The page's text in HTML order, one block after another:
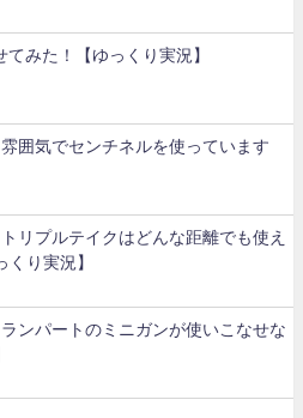
みた！【ゆっくり実況】
雰囲気でセンチネルを使っています
リプルテイクはどんな距離でも使え
り実況】
ランパートのミニガンが使いこなせな